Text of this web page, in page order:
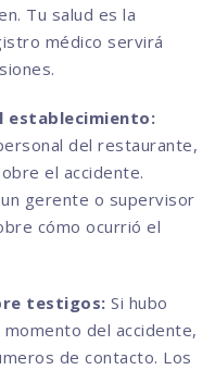
Tu salud es la
médico servirá
establecimiento:
del restaurante,
el accidente.
gerente o supervisor
cómo ocurrió el
testigos: Si hubo
del accidente,
de contacto. Los